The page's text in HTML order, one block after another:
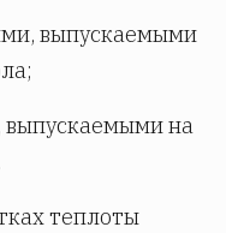
выпускаемыми
выпускаемыми на
теплоты